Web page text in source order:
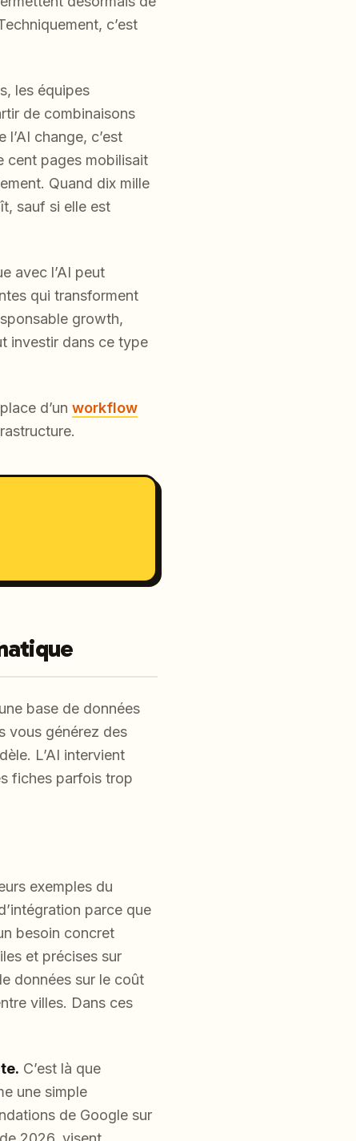
c’est
les équipes
de combinaisons
change, c’est
cent pages mobilisait
Quand dix mille
sauf si elle est
avec l’AI peut
qui transforment
growth,
investir dans ce type
d’un workflow
base de données
vous générez des
L’AI intervient
fiches parfois trop
exemples du
parce que
besoin concret
et précises sur
données sur le coût
villes. Dans ces
C’est là que
une simple
de Google sur